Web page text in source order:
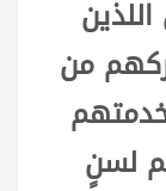
من
لسنٍ